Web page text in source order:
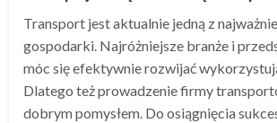
Transport jest aktualnie jedną z
gospodarki. Najróżniejsze branże i
móc się efektywnie rozwijać
Dlatego też prowadzenie firmy
dobrym pomysłem. Do osiągnięcia